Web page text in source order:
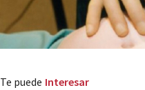
Te puede Interesar